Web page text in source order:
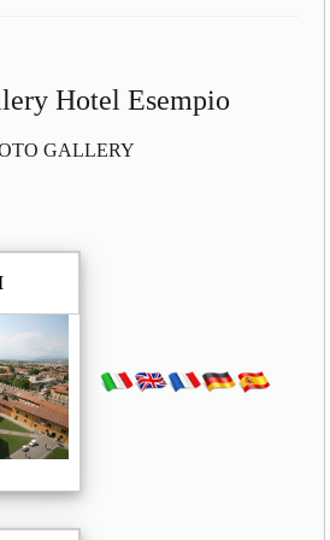
Hotel Esempio
GALLERY